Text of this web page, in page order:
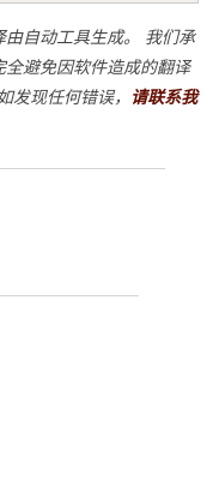
自动工具生成。 我们承
避免因软件造成的翻译
现任何错误， 请联系我